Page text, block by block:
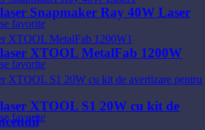
favorite
Snapmaker Ray 40W Laser
favorite
XTOOL MetalFab 1200W
favorite
XTOOL S1 20W cu kit de